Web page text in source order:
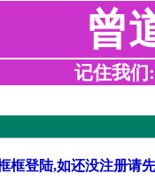
曾
记住我们
框登陆,如还没注册请